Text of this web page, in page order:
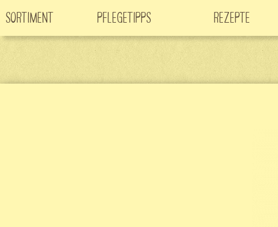
Sortiment
Neuheiten
Pflegetipps
CO -Klimabaum
Rezepte
Filme